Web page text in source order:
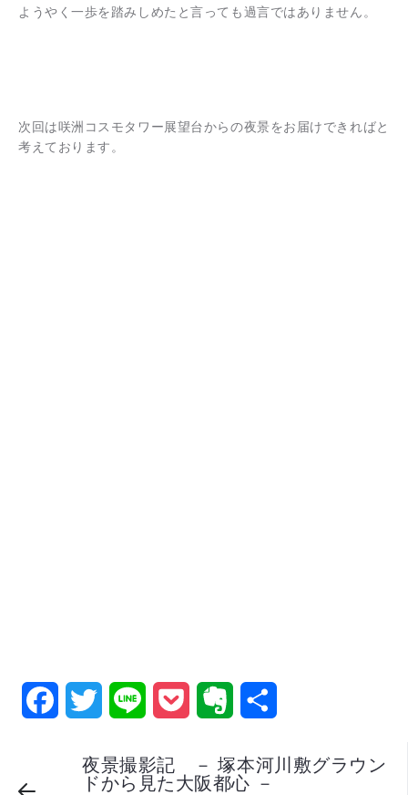
ようやく一歩を踏みしめたと言っても過言ではありません。
次回は咲洲コスモタワー展望台からの夜景をお届けできればと
考えております。
FacebookTwitter Line Pocket Evernote
夜景撮影記 － 塚本河川敷グラウン
ドから見た大阪都心 －